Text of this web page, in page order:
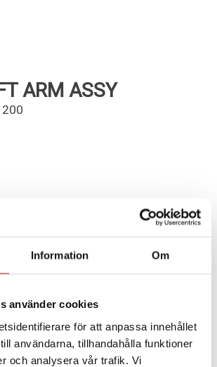
Information Om
använder cookies
för att anpassa innehållet
användarna, tillhandahålla funktioner
och analysera vår trafik. Vi
ARM ASSY